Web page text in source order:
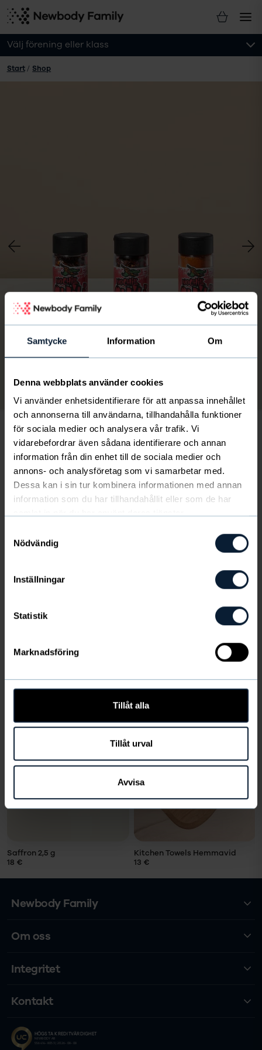
Samtycke Information Om
Denna webbplats använder cookies
Vi använder enhetsidentifierare för att anpassa innehållet
och annonserna till användarna, tillhandahålla funktioner
för sociala medier och analysera vår trafik. Vi
vidarebefordrar även sådana identifierare och annan
information från din enhet till de sociala medier och
annons- och analysföretag som vi samarbetar med.
Dessa kan i sin tur kombinera informationen med annan
information som du har tillhandahållit eller som de har
Nödvändig
Inställningar
Statistik
Marknadsföring
Tillåt alla
Tillåt urval
Avvisa
Välj förening eller klass
Start / Shop
Ej i lager
Produktinformation
Frakt & leverans
TILL
Saffron 2,5 g
18 €
TILL
Kitchen Towels Hemmavid
13 €
Newbody Family
Om oss
Integritet
Kontakt